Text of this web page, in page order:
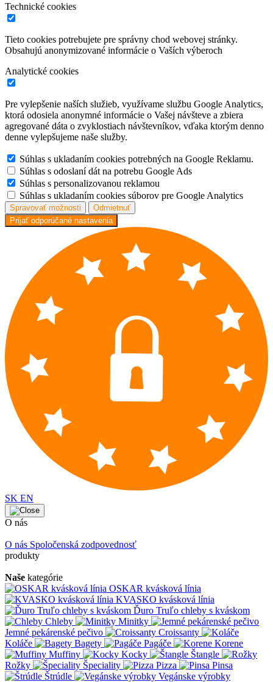
Technické cookies
Tieto cookies potrebujete pre správny chod webovej stránky.
Obsahujú anonymizované informácie o Vaších výberoch
Analytické cookies
Pre vylepšenie naších služieb, využívame službu Google Analytics,
ktorá odosiela anonymné informácie o Vašej návšteve a zbiera
agregované dáta o zvyklostiach návštevníkov, vďaka ktorým denno
denne vylepšujeme naše služby.
Súhlas s ukladaním cookies potrebných na Google Reklamu.
Súhlas s odoslaní dát na potrebu Google Ads
Súhlas s personalizovanou reklamou
Súhlas s ukladaním cookies súborov pre Google Analytics
Spravovať možnosti
Odmietnuť
Prijať odporúčané nastavenia
SK EN
O nás
O nás Spoločenská zodpovednosť
produkty
Naše kategórie
OSKAR kvásková línia
KVASKO kvásková línia
Ďuro Truľo chleby s kváskom
Chleby
Minitky
Jemné pekárenské pečivo
Croissanty
Koláče
Bagety Pagáče
Korene
Muffiny
Kocky
Štangle
Rožky
Špeciality Pizza
Pinsa
Štrúdle
Vegánske výrobky